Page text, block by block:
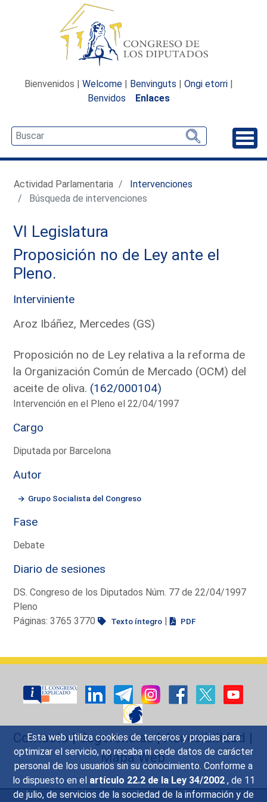
Esta web utiliza cookies de terceros y propias para
optimizar el servicio, no recaba ni cede datos de carácter
personal de los usuarios sin su conocimiento. Conforme a
lo dispuesto en el artículo 22.2 de la Ley 34/2002 , de 11
de julio, de servicios de la sociedad de la información y de
Bienvenidos | Welcome | Benvinguts | Ongi etorri |
Benvidos
Enlaces
Actividad Parlamentaria
Intervenciones
Búsqueda de intervenciones
VI Legislatura
Proposición no de Ley ante el
Pleno.
Interviniente
Aroz Ibáñez, Mercedes (GS)
Proposición no de Ley relativa a la reforma de
la Organización Común de Mercado (OCM) del
aceite de oliva. (162/000104)
Intervención en el Pleno el 22/04/1997
Cargo
Diputada por Barcelona
Autor
Grupo Socialista del Congreso
Fase
Debate
Diario de sesiones
DS. Congreso de los Diputados Núm. 77 de 22/04/1997
Pleno
Páginas: 3765 3770
Texto íntegro | PDF
Contacto|Sugerencias|Accesibilidad |
Mapa Web